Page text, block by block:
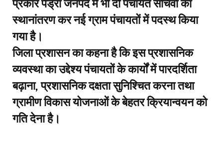
प्रकार पेंड्रा जनपद में भी दो पंचायत सचिवों का
स्थानांतरण कर नई ग्राम पंचायतों में पदस्थ किया
गया है।
जिला प्रशासन का कहना है कि इस प्रशासनिक
व्यवस्था का उद्देश्य पंचायतों के कार्यों में पारदर्शिता
बढ़ाना, प्रशासनिक दक्षता सुनिश्चित करना तथा
ग्रामीण विकास योजनाओं के बेहतर क्रियान्वयन को
गति देना है।